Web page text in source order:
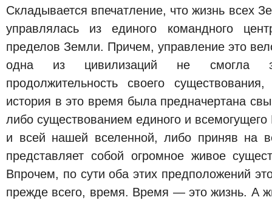
Складывается впечатление, что жизнь всех
управлялась из единого командного
пределов Земли. Причем, управление это
одна из цивилизаций не смогла
продолжительность своего
история в это время была предначертана
либо существованием единого и
и всей нашей вселенной, либо приняв на
представляет собой огромное живое
Впрочем, по сути оба этих предположений
прежде всего, время. Время — это жизнь. А